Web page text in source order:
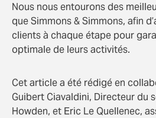
Nous nous entourons des
que Simmons & Simmons, afin
clients à chaque étape pour
optimale de leurs activités.
Cet article a été rédigé en
Guibert Ciavaldini, Directeur du
Howden, et Eric Le Quellenec,